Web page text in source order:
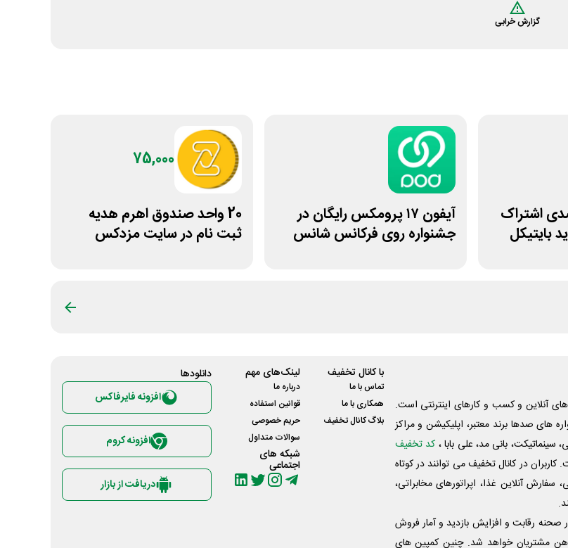
گزارش خرابی
20 درصدی اشتراک
بایتیکل
آیفون ۱۷ پرومکس رایگان در
جشنواره روی فرکانس شانس
75,000
20 واحد صندوق اهرم هدیه
ثبت نام در سایت مزدکس
آنلاین و کسب و‌ کارهای اینترنتی است.
های صدها برند معتبر، اپلیکیشن و مراکز
سینماتیکت، بانی مد، علی‌ بابا ، کد تخفیف
در کانال تخفیف می توانند در کوتاه
آنلاین غذا، اپراتورهای مخابراتی،
صحنه رقابت و افزایش بازدید و آمار فروش
مشتریان خواهد شد. چنین کمپین های
با کانال تخفیف
تماس با ما
همکاری با ما
بلاگ کانال تخفیف
لینک‌های مهم
درباره ما
قوانین استفاده
حریم خصوصی
سوالات متداول
شبکه های
اجتماعی
دانلود‌ها
افزونه فایرفاکس
افزونه کروم
دریافت از بازار